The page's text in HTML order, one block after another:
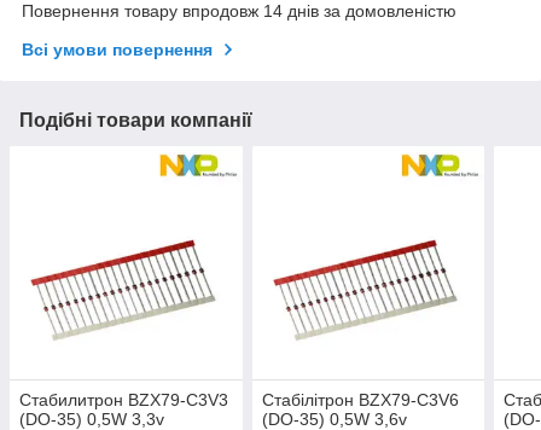
Повернення товару впродовж 14 днів за домовленістю
Всі умови повернення
Подібні товари компанії
Стабилитрон BZX79-C3V3
(DO-35) 0,5W 3,3v
Стабілітрон BZX79-C3V6
(DO-35) 0,5W 3,6v